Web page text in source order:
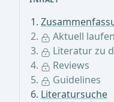
Aktuell
Literatur zu
Reviews
Guidelines
Literatursuche